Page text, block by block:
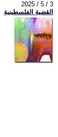
2025 / 5 / 3
القضية الفلسطينية